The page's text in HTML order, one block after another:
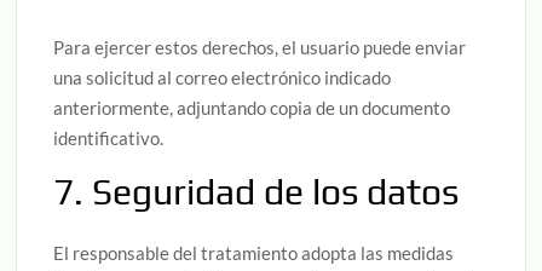
Para ejercer estos derechos, el usuario puede enviar
una solicitud al correo electrónico indicado
anteriormente, adjuntando copia de un documento
identificativo.
7. Seguridad de los datos
El responsable del tratamiento adopta las medidas